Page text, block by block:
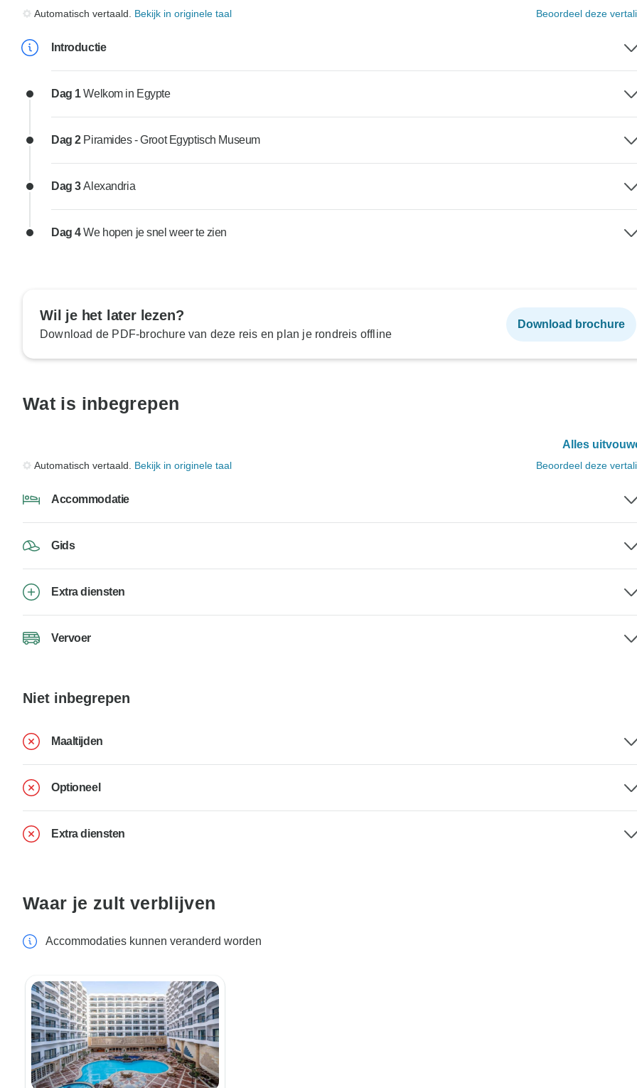
Automatisch vertaald. Bekijk in originele taal Beoordeel deze
Introductie
Dag 1Welkom in Egypte
Dag 2 Piramides - Groot Egyptisch Museum
Dag 3Alexandria
Dag 4We hopen je snel weer te zien
Wil je het later lezen?
Download de PDF-brochure van deze reis en plan je rondreis offline
Download brochure
Wat is inbegrepen
Alles
Automatisch vertaald. Bekijk in originele taal Beoordeel deze
Accommodatie
Gids
Extra diensten
Vervoer
Niet inbegrepen
Maaltijden
Optioneel
Extra diensten
Waar je zult verblijven
Accommodaties kunnen veranderd worden